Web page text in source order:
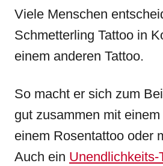
Viele Menschen
Schmetterling Tattoo in
einem anderen Tattoo.
So macht er sich zum
gut zusammen mit einem
einem Rosentattoo oder
Auch ein Unendlichkeits-